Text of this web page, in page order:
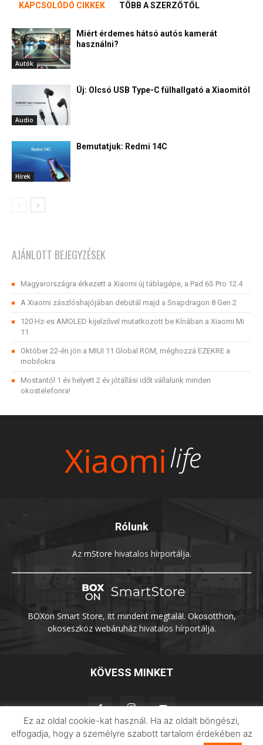
KAPCSOLÓDÓ CIKKEK TÖBB A SZERZŐTŐL
Autók
Miért érdemes hátsó autós kamerát
használni?
Audio
Új: Olcsó USB Type-C fülhallgató a Xiaomitól
Hírek
Bemutatjuk: Redmi 14C
AJÁNLOTT BEJEGYZÉSEK
Magyarországra érkezett a Xiaomi új táblagépe, a Pad 6S Pro 12.4
A Xiaomi zászlóshajójában debütál majd a Snapdragon 8 Gen 2
120 Hz-es AMOLED kijelzővel mutatkozott be Kínában a Xiaomi Mi
11
Október 22-én jön a MIUI 11 Global ROM, méghozzá EZEKRE a
mobilokra
Mostantól 1 év helyett 2 év jótállási időt vállalunk minden
okostelefonra!
Rólunk
Az mStore hivatalos hírportálja.
BOXon Smart Store, itt mindent megtalál. Okosotthon,
okoseszköz webáruházhivatalos hírportálja.
KÖVESS MINKET
Ez az oldal cookie-kat használ. Ha az oldalt böngészi,
elfogadja, hogy a személyre szabott tartalom érdekében az